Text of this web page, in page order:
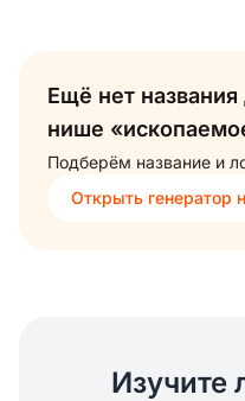
Ещё нет
нише
Подберём название и
Открыть генератор
Изучите